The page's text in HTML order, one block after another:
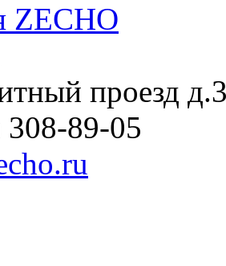
ZECHO
проезд
308-89-05